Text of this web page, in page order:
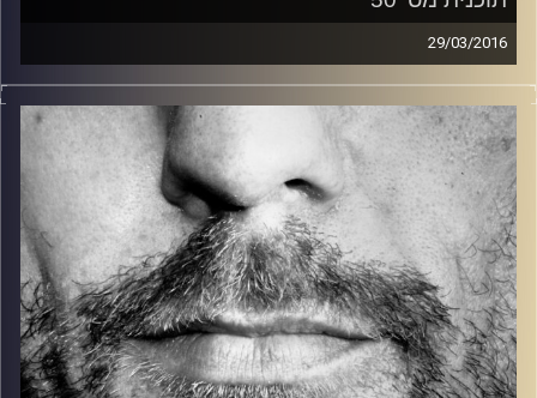
29/03/2016
זיפים, מוזיקה מחוספסת של הופעות חיות. הרבה ג'אם, רוק,
בלוז, bluegrass, ג'אז, Fאנק, פרוגרסיב ואפילו אלקטרוניקה.
כל מה שחי, אמיתי ונושם.
עם שמוליק רגב.
קרדיט תמונות: David Goehring